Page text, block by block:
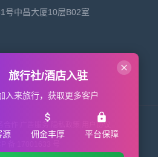
号中昌大厦10层B02室
用户协议
旅行社/酒店入驻
入来旅行，获取更多客户
源 佣金丰厚 平台保障